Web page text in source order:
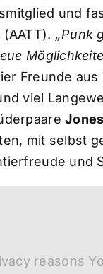
und
(AATT). „Punk
Freunde
viel
Jones
mit selbst
und
reasons